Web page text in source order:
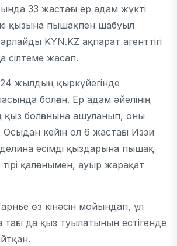
33 жастағы ер адам жүкті
қызына пышақпен шабуыл
KYN.KZ ақпарат агенттігі
сілтеме жасап.
жылдың қыркүйегінде
болған. Ер адам әйелінің
қыз болғанына ашуланып, оны
Осыдан кейін ол 6 жастағы Иззи
есімді қыздарына пышақ
тірі қалғанымен, ауыр жарақат
өз кінәсін мойындап, ұл
да қыз туылатынын естігенде